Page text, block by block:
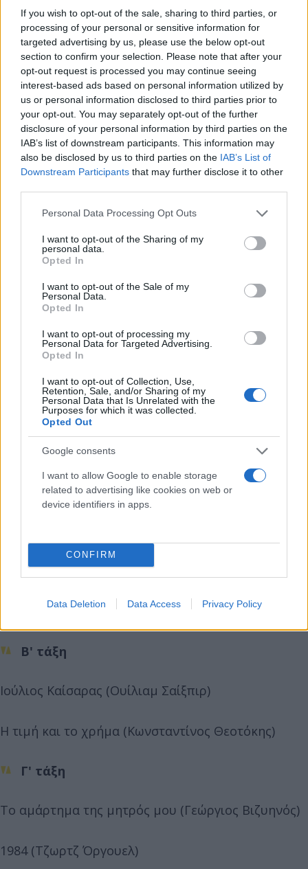
If you wish to opt-out of the sale, sharing to third parties, or
processing of your personal or sensitive information for
targeted advertising by us, please use the below opt-out
section to confirm your selection. Please note that after your
opt-out request is processed you may continue seeing
interest-based ads based on personal information utilized by
us or personal information disclosed to third parties prior to
your opt-out. You may separately opt-out of the further
disclosure of your personal information by third parties on the
IAB’s list of downstream participants. This information may
also be disclosed by us to third parties on the IAB’s List of
Downstream Participants that may further disclose it to other
Please note that this website/app uses one or more Google
not limited to your visit or usage behaviour. You may click to
grant or deny consent to Google and its third-party tags to
use your data for below specified purposes in below Google
consent section.
Personal Data Processing Opt Outs
I want to opt-out of the Sharing of my
personal data.
Opted In
I want to opt-out of the Sale of my
Personal Data.
Opted In
I want to opt-out of processing my
Personal Data for Targeted Advertising.
Opted In
I want to opt-out of Collection, Use,
Retention, Sale, and/or Sharing of my
Personal Data that Is Unrelated with the
Purposes for which it was collected.
Opted Out
Google consents
I want to allow Google to enable storage
related to advertising like cookies on web or
device identifiers in apps.
CONFIRM
Data Deletion Data Access Privacy Policy
(Ιούλιος Βερν)
Γυμνάσιο
Α' τάξη
Οι περιπέτειες του Σέρλοκ Χολμς (Άρθουρ Κόναν
Ντόιλ)
Τα λόγια της πλώρης (Ανδρέας Καρκαβίτσας)
Β' τάξη
Ο θάνατος του παλικαριού (Κωστής Παλαμάς)
Γ' τάξη
Ο Βάνκας και άλλα διηγήματα (Άντον Τσέχωφ)
Ζητείται Ελπίς (Αντώνης Σαμαράκης)*
Λύκειο
Α' τάξη
Τα ρόδινα ακρογιάλια (Αλέξανδρος
Παπαδιαμάντης)
Περηφάνια και προκατάληψη (Τζέιν Ώστιν)
Β' τάξη
Ιούλιος Καίσαρας (Ουίλιαμ Σαίξπιρ)
Η τιμή και το χρήμα (Κωνσταντίνος Θεοτόκης)
Γ' τάξη
Το αμάρτημα της μητρός μου (Γεώργιος Βιζυηνός)
1984 (Τζωρτζ Όργουελ)